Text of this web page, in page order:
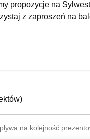
propozycje na
z zaproszeń na
)
na kolejność